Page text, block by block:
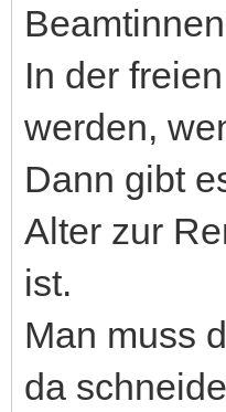
In der
werden,
Dann gibt
Alter zur
ist.
Man muss
da